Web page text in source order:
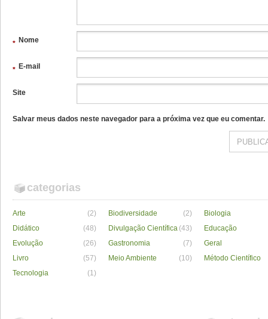
Nome
*
E-mail
*
Site
Salvar meus dados neste navegador para a próxima vez que eu comentar.
categorias
Arte (2) Biodiversidade (2)
Biologia
Didático
(48) Divulgação Científica (43)
Educação
Evolução
(26) Gastronomia (7)
Geral
Livro
(57) Meio Ambiente (10)
Método Científico
Tecnologia
(1)